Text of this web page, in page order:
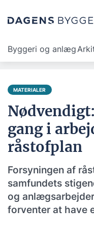
Byggeri og anlæg
MATERIALER
gang i
råstofplan
Forsyningen af
samfundets
og
forventer at have